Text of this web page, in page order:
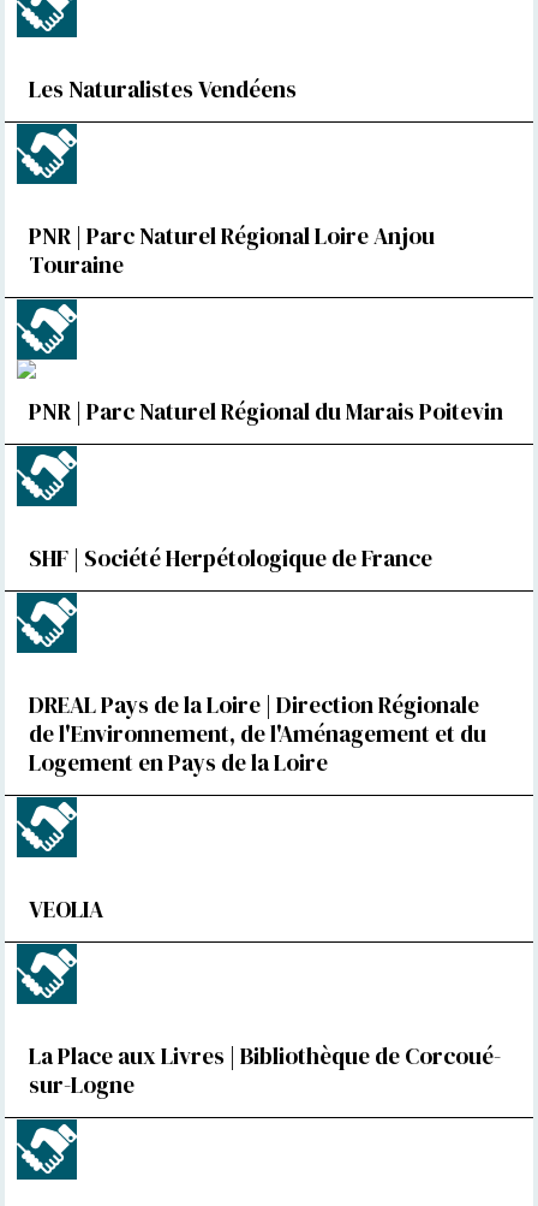
Les Naturalistes Vendéens
PNR | Parc Naturel Régional Loire Anjou
Touraine
PNR | Parc Naturel Régional du Marais Poitevin
SHF | Société Herpétologique de France
DREAL Pays de la Loire | Direction Régionale
de l'Environnement, de l'Aménagement et du
Logement en Pays de la Loire
VEOLIA
La Place aux Livres | Bibliothèque de Corcoué-
sur-Logne